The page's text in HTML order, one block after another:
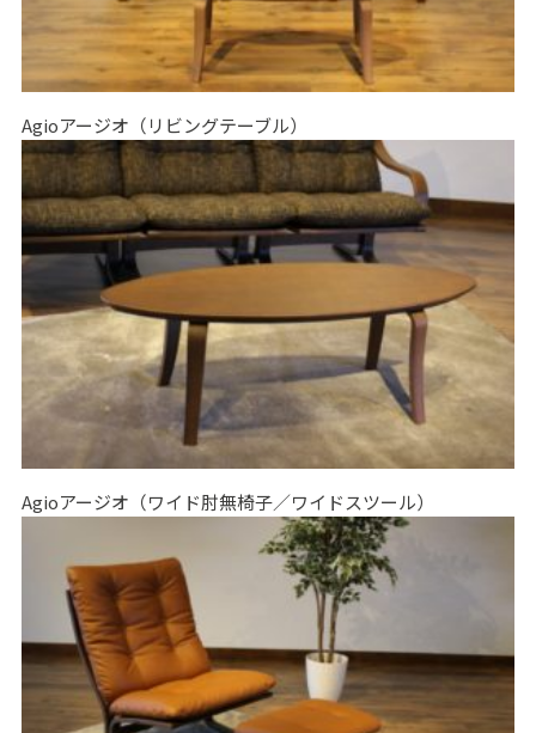
Agioアージオ（リビングテーブル）
Agioアージオ（ワイド肘無椅子／ワイドスツール）